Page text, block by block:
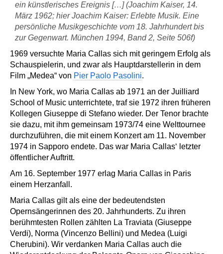
ein künstlerisches Ereignis […] (Joachim Kaiser, 14.
März 1962; hier Joachim Kaiser: Erlebte Musik. Eine
persönliche Musikgeschichte vom 18. Jahrhundert bis
zur Gegenwart. München 1994, Band 2, Seite 506f)
1969 versuchte Maria Callas sich mit geringem Erfolg als
Schauspielerin, und zwar als Hauptdarstellerin in dem
Film „Medea“ von Pier Paolo Pasolini.
In New York, wo Maria Callas ab 1971 an der Juilliard
School of Music unterrichtete, traf sie 1972 ihren früheren
Kollegen Giuseppe di Stefano wieder. Der Tenor brachte
sie dazu, mit ihm gemeinsam 1973/74 eine Welttournee
durchzuführen, die mit einem Konzert am 11. November
1974 in Sapporo endete. Das war Maria Callas‘ letzter
öffentlicher Auftritt.
Am 16. September 1977 erlag Maria Callas in Paris
einem Herzanfall.
Maria Callas gilt als eine der bedeutendsten
Opernsängerinnen des 20. Jahrhunderts. Zu ihren
berühmtesten Rollen zählten La Traviata (Giuseppe
Verdi), Norma (Vincenzo Bellini) und Medea (Luigi
Cherubini). Wir verdanken Maria Callas auch die